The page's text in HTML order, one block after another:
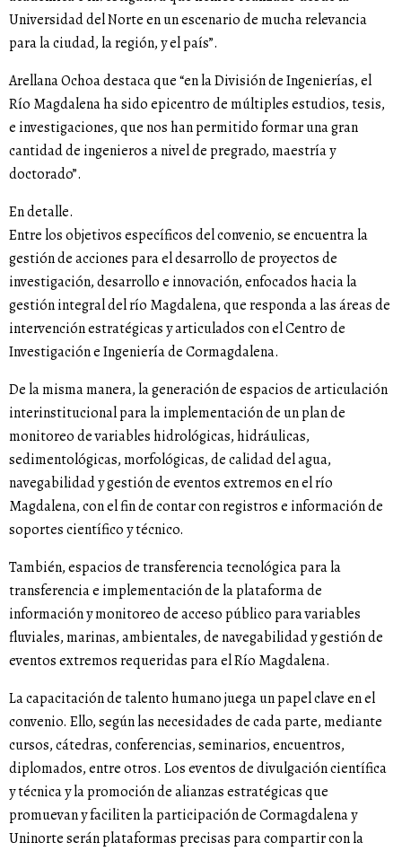
Universidad del Norte en un escenario de mucha relevancia
para la ciudad, la región, y el país”.
Arellana Ochoa destaca que “en la División de Ingenierías, el
Río Magdalena ha sido epicentro de múltiples estudios, tesis,
e investigaciones, que nos han permitido formar una gran
cantidad de ingenieros a nivel de pregrado, maestría y
doctorado”.
En detalle.
Entre los objetivos específicos del convenio, se encuentra la
gestión de acciones para el desarrollo de proyectos de
investigación, desarrollo e innovación, enfocados hacia la
gestión integral del río Magdalena, que responda a las áreas de
intervención estratégicas y articulados con el Centro de
Investigación e Ingeniería de Cormagdalena.
De la misma manera, la generación de espacios de articulación
interinstitucional para la implementación de un plan de
monitoreo de variables hidrológicas, hidráulicas,
sedimentológicas, morfológicas, de calidad del agua,
navegabilidad y gestión de eventos extremos en el río
Magdalena, con el fin de contar con registros e información de
soportes científico y técnico.
También, espacios de transferencia tecnológica para la
transferencia e implementación de la plataforma de
información y monitoreo de acceso público para variables
fluviales, marinas, ambientales, de navegabilidad y gestión de
eventos extremos requeridas para el Río Magdalena.
La capacitación de talento humano juega un papel clave en el
convenio. Ello, según las necesidades de cada parte, mediante
cursos, cátedras, conferencias, seminarios, encuentros,
diplomados, entre otros. Los eventos de divulgación científica
y técnica y la promoción de alianzas estratégicas que
promuevan y faciliten la participación de Cormagdalena y
Uninorte serán plataformas precisas para compartir con la